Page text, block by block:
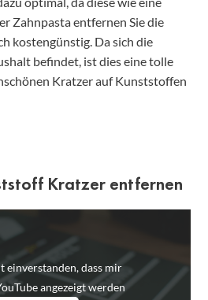
Zahnpasta entfernen Sie die
kostengünstig. Da sich die
befindet, ist dies eine tolle
Kratzer auf Kunststoffen
Kratzer entfernen
einverstanden, dass mir
angezeigt werden